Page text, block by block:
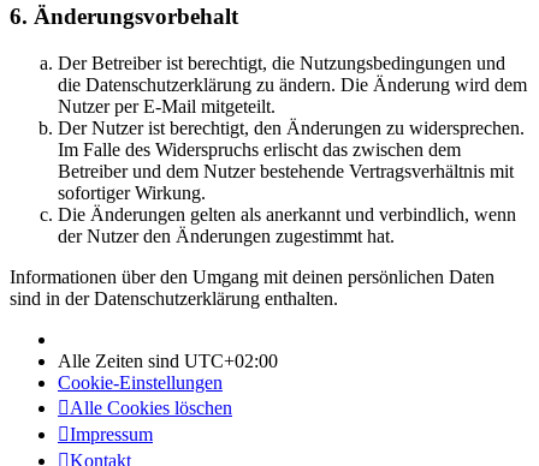
6. Änderungsvorbehalt
Der Betreiber ist berechtigt, die Nutzungsbedingungen und
die Datenschutzerklärung zu ändern. Die Änderung wird dem
Nutzer per E-Mail mitgeteilt.
Der Nutzer ist berechtigt, den Änderungen zu widersprechen.
Im Falle des Widerspruchs erlischt das zwischen dem
Betreiber und dem Nutzer bestehende Vertragsverhältnis mit
sofortiger Wirkung.
Die Änderungen gelten als anerkannt und verbindlich, wenn
der Nutzer den Änderungen zugestimmt hat.
Informationen über den Umgang mit deinen persönlichen Daten
sind in der Datenschutzerklärung enthalten.
Alle Zeiten sind UTC+02:00
Cookie-Einstellungen
Alle Cookies löschen
Impressum
Kontakt